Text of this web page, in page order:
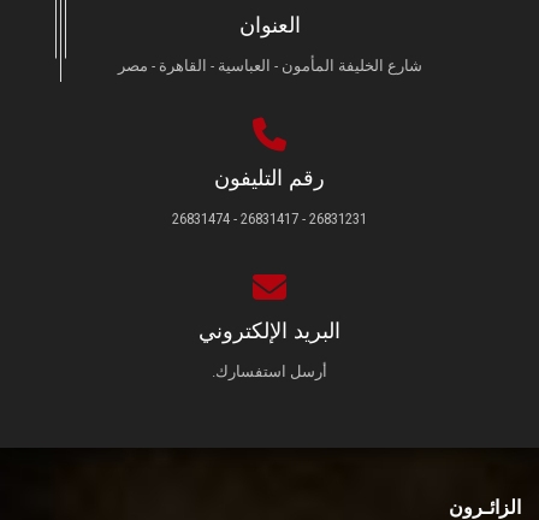
العنوان
شارع الخليفة المأمون - العباسية - القاهرة - مصر
رقم التليفون
26831231 - 26831417 - 26831474
البريد الإلكتروني
أرسل استفسارك.
الزائـرون